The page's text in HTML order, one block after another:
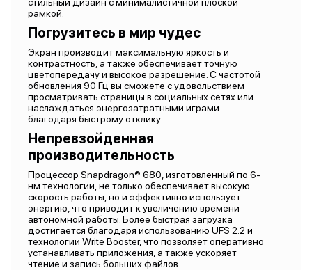
рамкой.
Погрузитесь в мир чудес
Экран производит максимальную яркость и
контрастность, а также обеспечивает точную
цветопередачу и высокое разрешение. С частотой
обновления 90 Гц вы сможете с удовольствием
просматривать страницы в социальных сетях или
наслаждаться энергозатратными играми
благодаря быстрому отклику.
Непревзойденная
производительность
Процессор Snapdragon® 680, изготовленный по 6-
нм технологии, не только обеспечивает высокую
скорость работы, но и эффективно использует
энергию, что приводит к увеличению времени
автономной работы. Более быстрая загрузка
достигается благодаря использованию UFS 2.2 и
технологии Write Booster, что позволяет оперативно
устанавливать приложения, а также ускоряет
чтение и запись больших файлов.